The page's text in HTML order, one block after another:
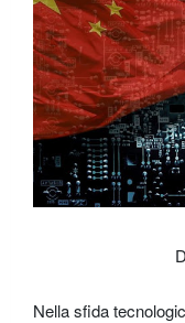
Nella sfida